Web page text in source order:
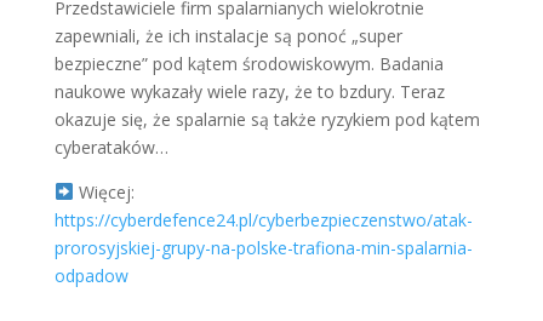
Przedstawiciele firm spalarnianych wielokrotnie
zapewniali, że ich instalacje są ponoć „super
bezpieczne” pod kątem środowiskowym. Badania
naukowe wykazały wiele razy, że to bzdury. Teraz
okazuje się, że spalarnie są także ryzykiem pod kątem
cyberataków…
Więcej:
https://cyberdefence24.pl/cyberbezpieczenstwo/atak-
prorosyjskiej-grupy-na-polske-trafiona-min-spalarnia-
odpadow